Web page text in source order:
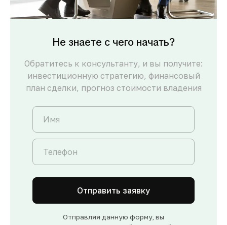
Не знаете с чего начать?
Обратитесь к консультанту, и вы получите:
инвестиционную стратегию, финансовый
план сделки, прогноз стоимости владения
Отправить заявку
Отправляя данную форму, вы